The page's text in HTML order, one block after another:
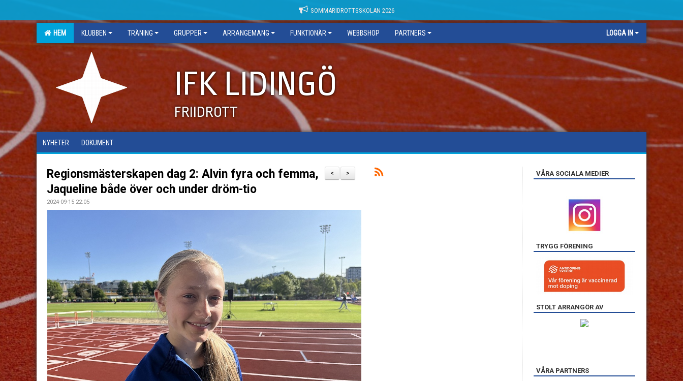
SOMMARIDROTTSSKOLAN 2026
HEM KLUBBEN TRÄNING GRUPPER ARRANGEMANG FUNKTIONÄR WEBBSHOP PARTNERS LOGGA IN
IFK LIDINGÖ
FRIIDROTT
NYHETER DOKUMENT
>
<
Regionsmästerskapen dag 2: Alvin fyra och femma,
Jaqueline både över och under dröm-tio
2024-09-15 22:05
VÅRA SOCIALA MEDIER
TRYGG FÖRENING
STOLT ARRANGÖR AV
VÅRA PARTNERS